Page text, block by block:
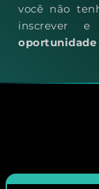
você não
inscrever
oportunidade